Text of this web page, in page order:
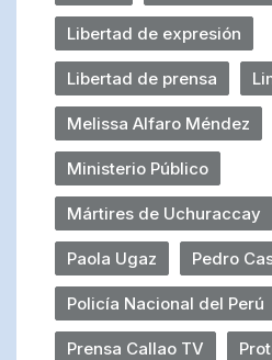
Libertad de expresión
Libertad de prensa
Melissa Alfaro Méndez
Ministerio Público
Mártires de Uchuraccay
Paola Ugaz Pedro
Policía Nacional del Perú
Prensa Callao TV